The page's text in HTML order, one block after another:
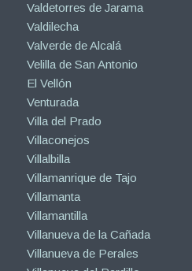
Valdetorres de Jarama
Valdilecha
Valverde de Alcalá
Velilla de San Antonio
El Vellón
Venturada
Villa del Prado
Villaconejos
Villalbilla
Villamanrique de Tajo
Villamanta
Villamantilla
Villanueva de la Cañada
Villanueva de Perales